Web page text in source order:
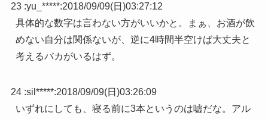
23 :yu_*****:2018/09/09(日)03:27:12
具体的な数字は言わない方がいいかと。まぁ、お酒が飲
めない自分は関係ないが、逆に4時間半空けば大丈夫と
考えるバカがいるはず。
24 :sil*****:2018/09/09(日)03:26:09
いずれにしても、寝る前に3本というのは嘘だな。アル